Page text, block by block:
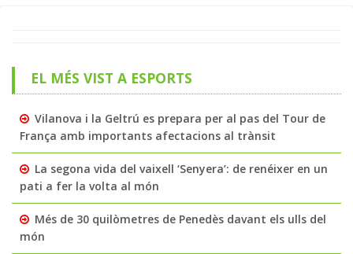
EL MÉS VIST A ESPORTS
Vilanova i la Geltrú es prepara per al pas del Tour de
França amb importants afectacions al trànsit
La segona vida del vaixell ‘Senyera’: de renéixer en un
pati a fer la volta al món
Més de 30 quilòmetres de Penedès davant els ulls del
món